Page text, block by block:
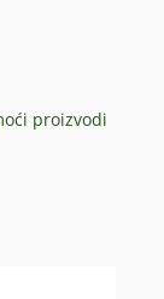
proizvodi